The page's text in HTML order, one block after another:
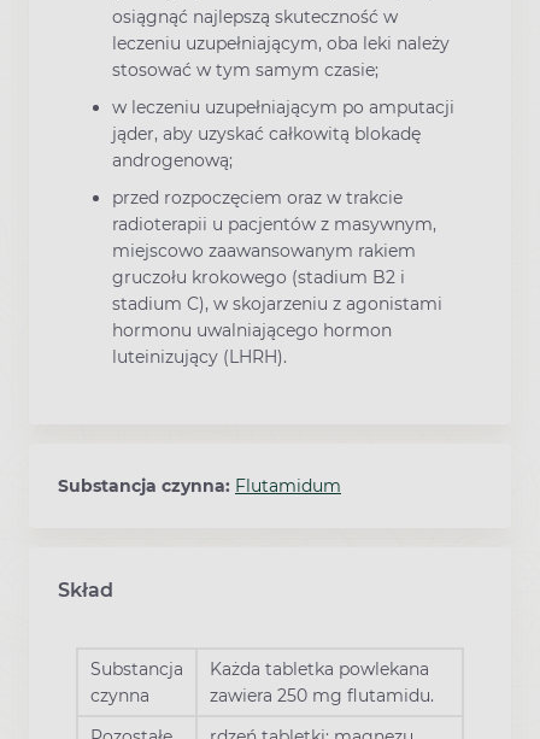
osiągnąć najlepszą skuteczność w
leczeniu uzupełniającym, oba leki należy
stosować w tym samym czasie;
w leczeniu uzupełniającym po amputacji
jąder, aby uzyskać całkowitą blokadę
androgenową;
przed rozpoczęciem oraz w trakcie
radioterapii u pacjentów z masywnym,
miejscowo zaawansowanym rakiem
gruczołu krokowego (stadium B2 i
stadium C), w skojarzeniu z agonistami
hormonu uwalniającego hormon
luteinizujący (LHRH).
Substancja czynna: Flutamidum
Skład
Substancja
czynna
Każda tabletka powlekana
zawiera 250 mg flutamidu.